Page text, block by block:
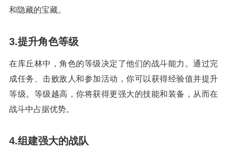
和隐藏的宝藏。
3.提升角色等级
在库丘林中，角色的等级决定了他们的战斗能力。通过完
成任务、击败敌人和参加活动，你可以获得经验值并提升
等级。等级越高，你将获得更强大的技能和装备，从而在
战斗中占据优势。
4.组建强大的战队